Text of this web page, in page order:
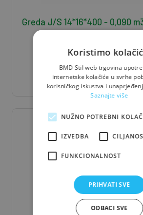
Greda J/S 14*16*400 - 0,090
Koristimo
BMD Stil web trgovina
internetske kolačiće u svrhe
korisničkog iskustva i
Saznajte više
NUŽNO POTREBNI
IZVEDBA
FUNKCIONALNOST
PRIHVATI SVE
ODBACI SVE